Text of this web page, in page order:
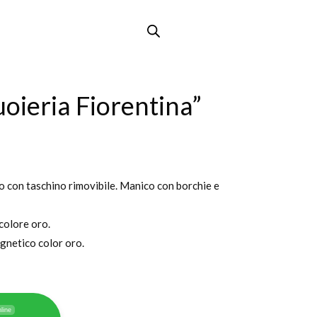
Fiorentina”
con taschino rimovibile. Manico con borchie e
oro.
color oro.